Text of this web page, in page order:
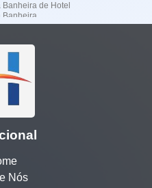
de Hotel
Banheira
SPA
de
Jacuzzi
Nós